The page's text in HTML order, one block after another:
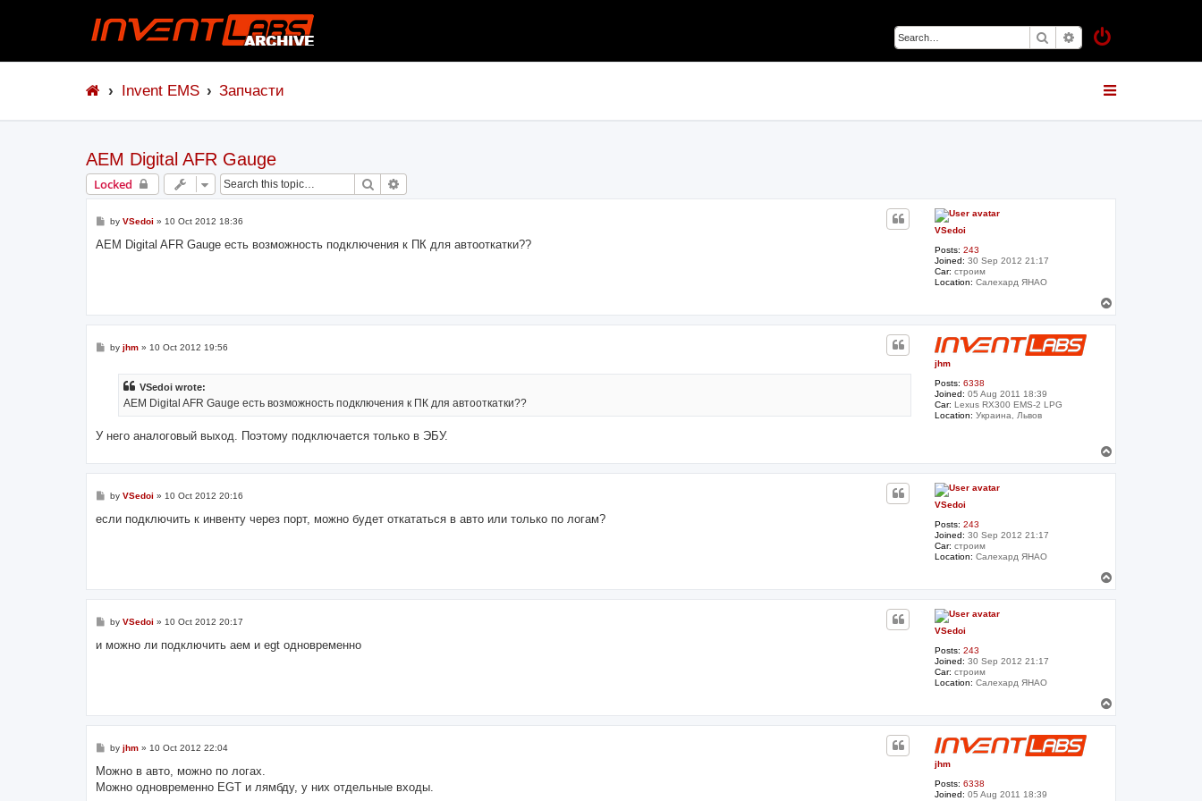
Search Advanced search
Invent EMS Запчасти
АЕМ Digital AFR Gauge
Locked Search
VSedoi
Posts: 243
Joined: 30 Sep 2012 21:17
Car: строим
Location: Салехард ЯНАО
P
s
by VSedoi » 10 Oct 2012 18:36
АЕМ Digital AFR Gauge есть возможность подключения к ПК для автооткатки??
o
p
jhm
Posts: 6338
Joined: 05 Aug 2011 18:39
Car: Lexus RX300 EMS-2 LPG
Location: Украина, Львов
Pby jhm» 10 Oct 2012 19:56
VSedoi wrote:
АЕМ Digital AFR Gauge есть возможность подключения к ПК для автооткатки??
У него аналоговый выход. Поэтому подключается только в ЭБУ.
o
p
VSedoi
Posts: 243
Joined: 30 Sep 2012 21:17
Car: строим
Location: Салехард ЯНАО
P
s
by VSedoi » 10 Oct 2012 20:16
если подключить к инвенту через порт, можно будет откататься в авто или только по логам?
o
p
VSedoi
Posts: 243
Joined: 30 Sep 2012 21:17
Car: строим
Location: Салехард ЯНАО
P
s
by VSedoi » 10 Oct 2012 20:17
и можно ли подключить аем и egt одновременно
o
p
jhm
Posts: 6338
Joined: 05 Aug 2011 18:39
P
s
by jhm» 10 Oct 2012 22:04
Можно в авто, можно по логах.
Можно одновременно EGT и лямбду, у них отдельные входы.